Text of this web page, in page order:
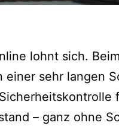
lohnt sich.
sehr langen
– ganz ohne